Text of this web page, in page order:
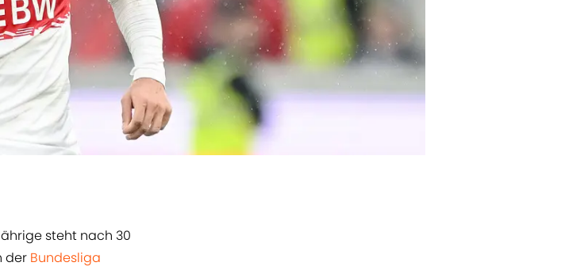
steht nach 30
der Bundesliga